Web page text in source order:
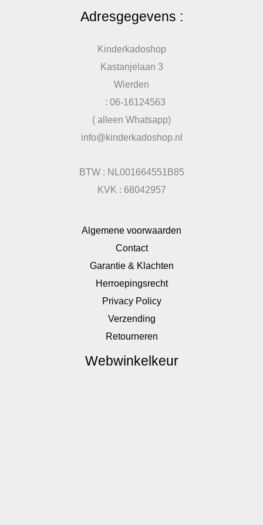
Adresgegevens :
Kinderkadoshop
Kastanjelaan 3
Wierden
: 06-16124563
( alleen Whatsapp)
info@kinderkadoshop.nl
BTW : NL001664551B85
KVK : 68042957
Algemene voorwaarden
Contact
Garantie & Klachten
Herroepingsrecht
Privacy Policy
Verzending
Retourneren
Webwinkelkeur